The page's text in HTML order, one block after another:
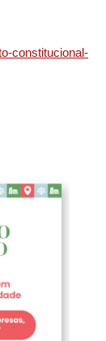
constitucional-